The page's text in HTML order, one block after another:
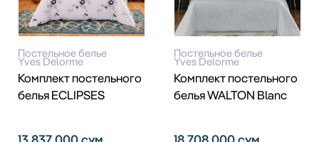
Постельное белье
Yves Delorme
Комплект постельного
белья ECLIPSES
Постельное белье
Yves Delorme
Комплект постельного
белья WALTON Blanc